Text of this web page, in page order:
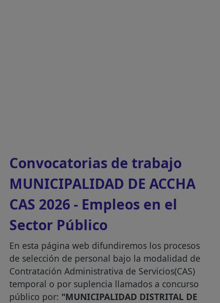
Convocatorias de trabajo
MUNICIPALIDAD DE ACCHA
CAS 2026 - Empleos en el
Sector Público
En esta página web difundiremos los procesos
de selección de personal bajo la modalidad de
Contratación Administrativa de Servicios(CAS)
temporal o por suplencia llamados a concurso
público por: "MUNICIPALIDAD DISTRITAL DE